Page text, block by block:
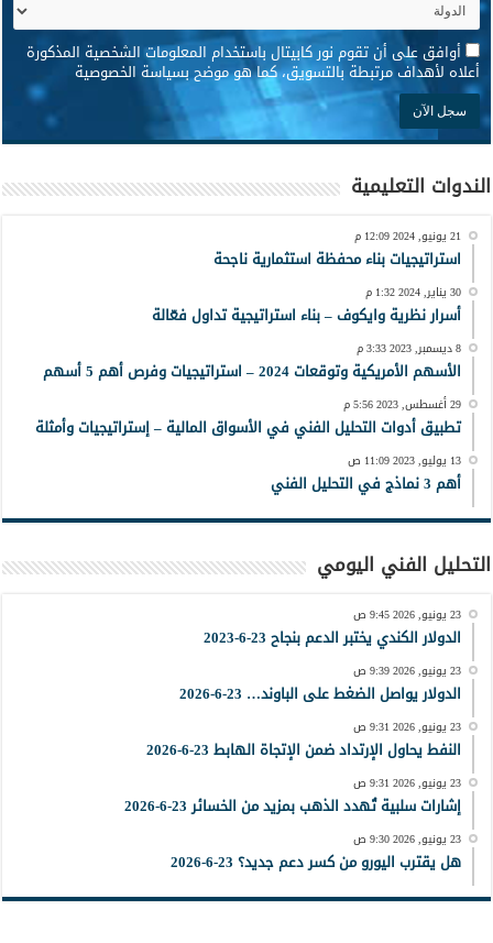
* أوافق على أن تقوم نور كابيتال باستخدام المعلومات الشخصية المذكورة
أعلاه لأهداف مرتبطة بالتسويق، كما هو موضح بسياسة الخصوصية
الندوات التعليمية
21 يونيو, 2024 12:09 م
استراتيجيات بناء محفظة استثمارية ناجحة
30 يناير, 2024 1:32 م
أسرار نظرية وايكوف – بناء استراتيجية تداول فعّالة
8 ديسمبر, 2023 3:33 م
الأسهم الأمريكية وتوقعات 2024 – استراتيجيات وفرص أهم 5 أسهم
29 أغسطس, 2023 5:56 م
تطبيق أدوات التحليل الفني في الأسواق المالية – إستراتيجيات وأمثلة
13 يوليو, 2023 11:09 ص
أهم 3 نماذج في التحليل الفني
التحليل الفني اليومي
23 يونيو, 2026 9:45 ص
الدولار الكندي يختبر الدعم بنجاح 23-6-2023
23 يونيو, 2026 9:39 ص
الدولار يواصل الضغط على الباوند… 23-6-2026
23 يونيو, 2026 9:31 ص
النفط يحاول الإرتداد ضمن الإتجاة الهابط 23-6-2026
23 يونيو, 2026 9:31 ص
إشارات سلبية تُهدد الذهب بمزيد من الخسائر 23-6-2026
23 يونيو, 2026 9:30 ص
هل يقترب اليورو من كسر دعم جديد؟ 23-6-2026